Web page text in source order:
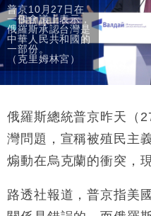
14:49
財經｜大摩削老鋪
持」評級
13:49
本地｜華嫂冰室太
勞工一年
中國｜強颱風「白
18:31
財經｜華僑銀行上
財經｜滙豐上調香
及消費表現
16:47
損失近6900萬元
普京10月27日在
一個會議上表示，
俄羅斯承認台灣是
中華人民共和國的
一部份。
（克里姆林宮）
俄羅斯總統普京昨天（
灣問題，宣稱被殖民主
煽動在烏克蘭的衝突，
路透社報道，普京指美